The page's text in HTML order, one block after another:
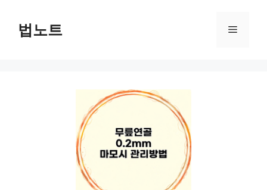
법노트 메